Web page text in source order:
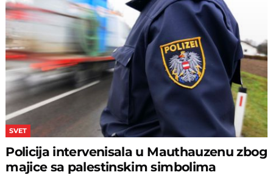
SVET
Policija intervenisala u Mauthauzenu zbog
majice sa palestinskim simbolima